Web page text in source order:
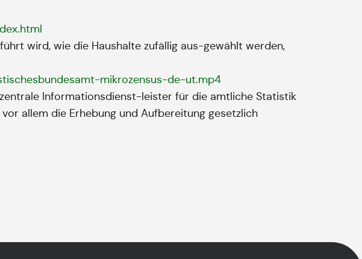
wird, wie die Haushalte zufällig aus-gewählt werden,
mikrozensus-de-ut.mp4
Informationsdienst-leister für die amtliche Statistik
allem die Erhebung und Aufbereitung gesetzlich